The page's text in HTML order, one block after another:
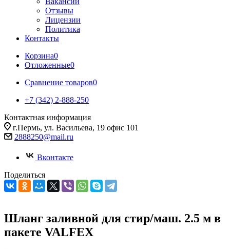
Отзывы
Лицензии
Политика
Контакты
Корзина0
Отложенные0
Сравнение товаров0
+7 (342) 2-888-250
Контактная информация
г.Пермь, ул. Васильева, 19 офис 101
2888250@mail.ru
Вконтакте
Поделиться
Шланг заливной для стир/маш. 2.5 м в
пакете VALFEX